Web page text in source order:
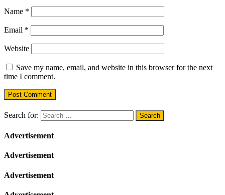
Name *
Email *
Website
Save my name, email, and website in this browser for the next
time I comment.
Search for:
Advertisement
Advertisement
Advertisement